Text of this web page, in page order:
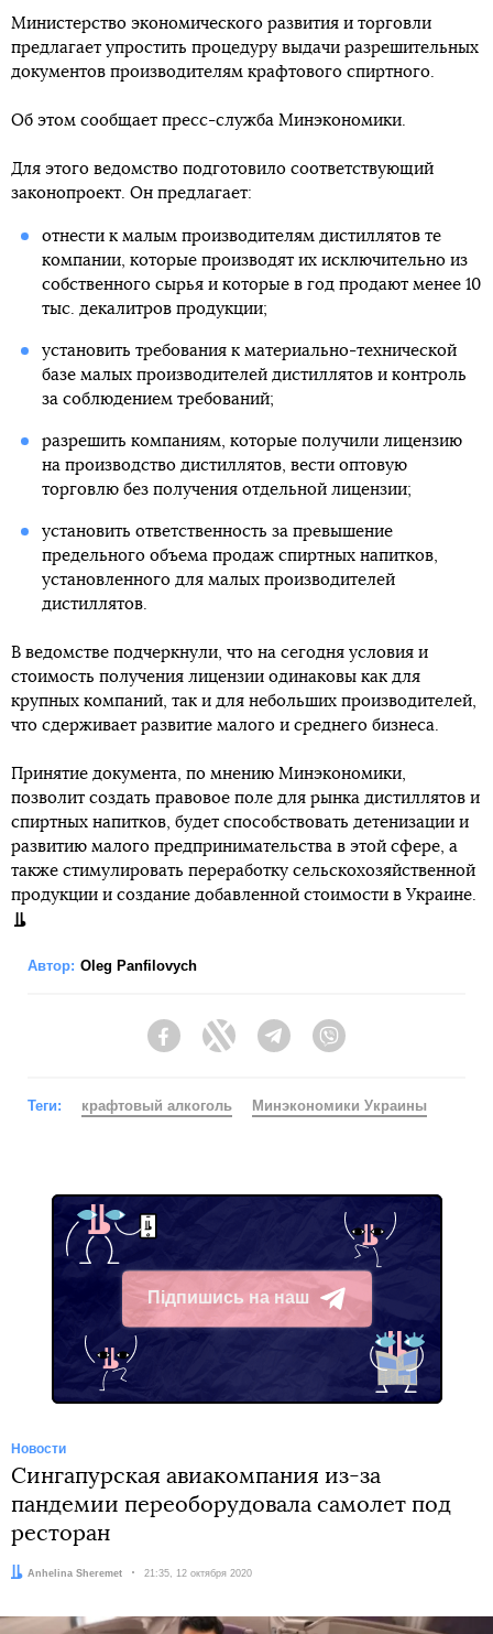
Министерство экономического развития и торговли
предлагает упростить процедуру выдачи разрешительных
документов производителям крафтового спиртного.
Об этом сообщает пресс-служба Минэкономики.
Для этого ведомство подготовило соответствующий
законопроект. Он предлагает:
отнести к малым производителям дистиллятов те
компании, которые производят их исключительно из
собственного сырья и которые в год продают менее 10
тыс. декалитров продукции;
установить требования к материально-технической
базе малых производителей дистиллятов и контроль
за соблюдением требований;
разрешить компаниям, которые получили лицензию
на производство дистиллятов, вести оптовую
торговлю без получения отдельной лицензии;
установить ответственность за превышение
предельного объема продаж спиртных напитков,
установленного для малых производителей
дистиллятов.
В ведомстве подчеркнули, что на сегодня условия и
стоимость получения лицензии одинаковы как для
крупных компаний, так и для небольших производителей,
что сдерживает развитие малого и среднего бизнеса.
Принятие документа, по мнению Минэкономики,
позволит создать правовое поле для рынка дистиллятов и
спиртных напитков, будет способствовать детенизации и
развитию малого предпринимательства в этой сфере, а
также стимулировать переработку сельскохозяйственной
продукции и создание добавленной стоимости в Украине.
Автор: Oleg Panfilovych
FacebookTwitter Telegram
Теги: крафтовый алкоголь Минэкономики Украины
Підпишись на наш
Telegram
Новости
Сингапурская авиакомпания из-за
пандемии переоборудовала самолет под
ресторан
Автор:
Anhelina Sheremet Дата:
21:35, 12 октября 2020